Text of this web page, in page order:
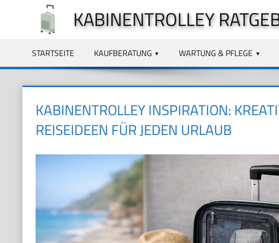
springen
KABINENTROLLEY
STARTSEITE KAUFBERATUNG WARTUNG & PFLEGE
KABINENTROLLEY INSPIRATION:
REISEIDEEN FÜR JEDEN URLAUB